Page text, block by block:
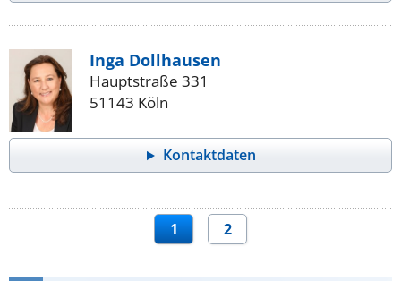
Inga Dollhausen
Hauptstraße 331
51143 Köln
Kontaktdaten
1 2